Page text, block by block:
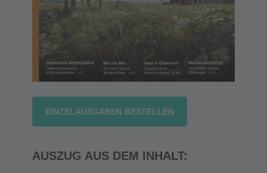
EINZELAUSGABEN BESTELLEN
AUSZUG AUS DEM INHALT: